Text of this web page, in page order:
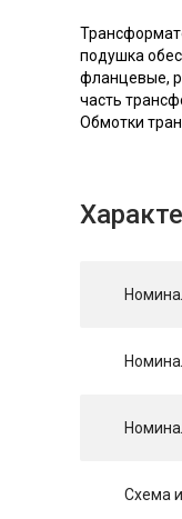
подушка
фланцевые,
часть
Обмотки
Схема